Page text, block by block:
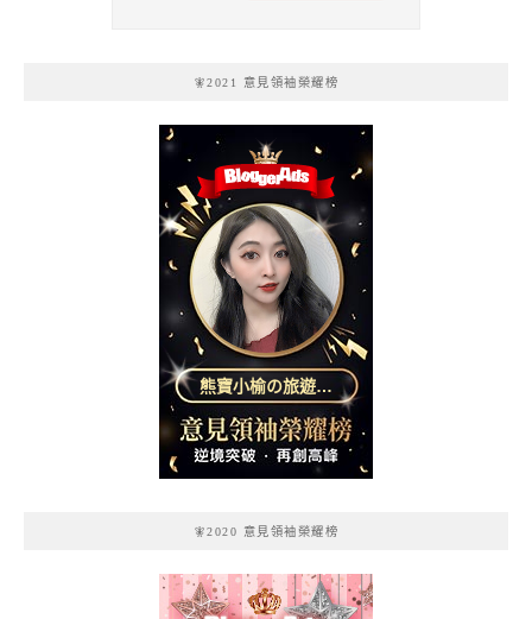
🧚2021 意見領袖榮耀榜
熊寶小榆の旅遊日
記
🧚2020 意見領袖榮耀榜